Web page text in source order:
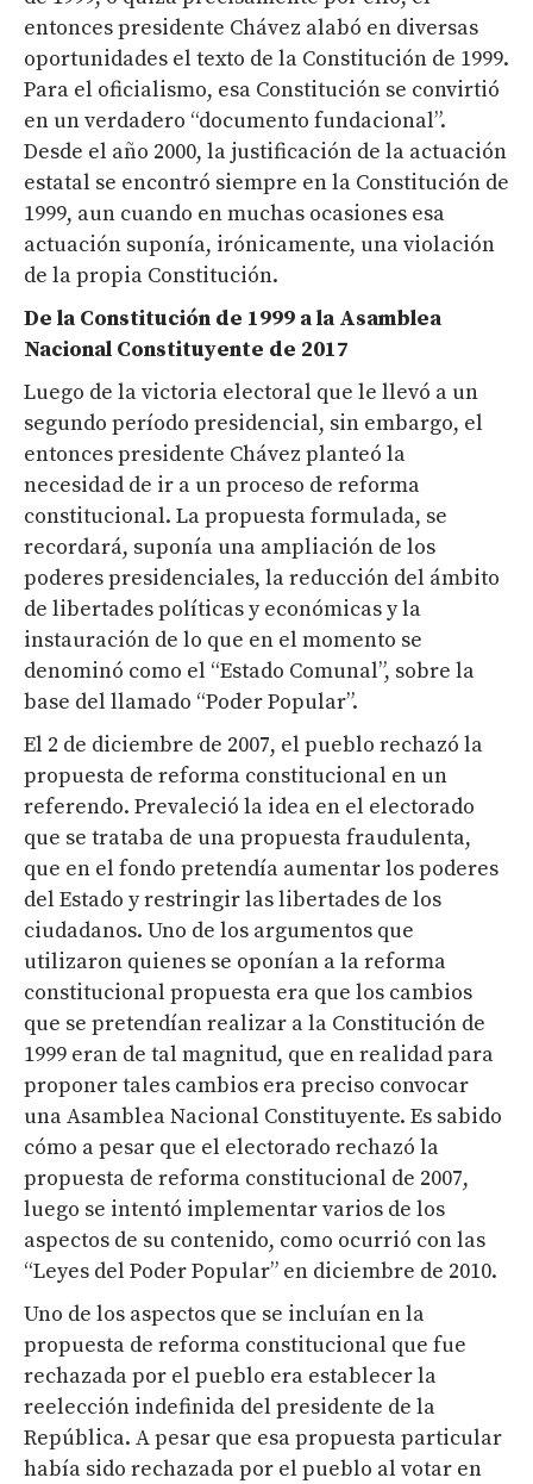
entonces presidente Chávez alabó en diversas
oportunidades el texto de la Constitución de 1999.
Para el oficialismo, esa Constitución se convirtió
en un verdadero “documento fundacional”.
Desde el año 2000, la justificación de la actuación
estatal se encontró siempre en la Constitución de
1999, aun cuando en muchas ocasiones esa
actuación suponía, irónicamente, una violación
de la propia Constitución.
De la Constitución de 1999 a la Asamblea
Nacional Constituyente de 2017
Luego de la victoria electoral que le llevó a un
segundo período presidencial, sin embargo, el
entonces presidente Chávez planteó la
necesidad de ir a un proceso de reforma
constitucional. La propuesta formulada, se
recordará, suponía una ampliación de los
poderes presidenciales, la reducción del ámbito
de libertades políticas y económicas y la
instauración de lo que en el momento se
denominó como el “Estado Comunal”, sobre la
base del llamado “Poder Popular”.
El 2 de diciembre de 2007, el pueblo rechazó la
propuesta de reforma constitucional en un
referendo. Prevaleció la idea en el electorado
que se trataba de una propuesta fraudulenta,
que en el fondo pretendía aumentar los poderes
del Estado y restringir las libertades de los
ciudadanos. Uno de los argumentos que
utilizaron quienes se oponían a la reforma
constitucional propuesta era que los cambios
que se pretendían realizar a la Constitución de
1999 eran de tal magnitud, que en realidad para
proponer tales cambios era preciso convocar
una Asamblea Nacional Constituyente. Es sabido
cómo a pesar que el electorado rechazó la
propuesta de reforma constitucional de 2007,
luego se intentó implementar varios de los
aspectos de su contenido, como ocurrió con las
“Leyes del Poder Popular” en diciembre de 2010.
Uno de los aspectos que se incluían en la
propuesta de reforma constitucional que fue
rechazada por el pueblo era establecer la
reelección indefinida del presidente de la
República. A pesar que esa propuesta particular
había sido rechazada por el pueblo al votar en